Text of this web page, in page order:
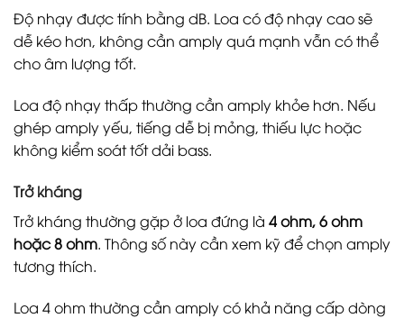
Độ nhạy được tính bằng dB. Loa có độ nhạy cao sẽ
dễ kéo hơn, không cần amply quá mạnh vẫn có thể
cho âm lượng tốt.
Loa độ nhạy thấp thường cần amply khỏe hơn. Nếu
ghép amply yếu, tiếng dễ bị mỏng, thiếu lực hoặc
không kiểm soát tốt dải bass.
Trở kháng
Trở kháng thường gặp ở loa đứng là 4 ohm, 6 ohm
hoặc 8 ohm. Thông số này cần xem kỹ để chọn amply
tương thích.
Loa 4 ohm thường cần amply có khả năng cấp dòng